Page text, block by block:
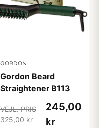
GORDON
Gordon Beard
Straightener B113
VEJL. PRIS
325,00 kr
245,00
kr